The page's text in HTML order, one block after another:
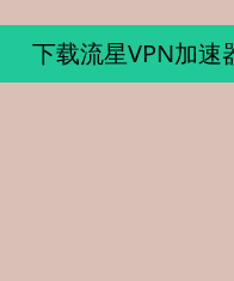
下载流星VPN加速